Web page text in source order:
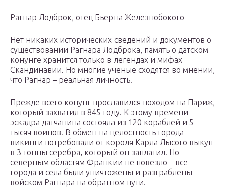
Рагнар Лодброк, отец Бьерна Железнобокого
Нет никаких исторических сведений и документов о
существовании Рагнара Лодброка, память о датском
конунге хранится только в легендах и мифах
Скандинавии. Но многие ученые сходятся во мнении,
что Рагнар – реальная личность.
Прежде всего конунг прославился походом на Париж,
который захватил в 845 году. К этому времени
эскадра датчанина состояла из 120 кораблей и 5
тысяч воинов. В обмен на целостность города
викинги потребовали от короля Карла Лысого выкуп
в 3 тонны серебра, который он заплатил. Но
северным областям Франкии не повезло – все
города и села были уничтожены и разграблены
войском Рагнара на обратном пути.